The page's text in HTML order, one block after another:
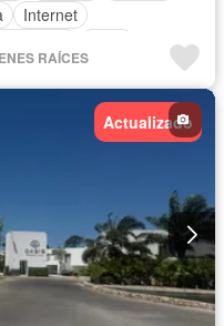
Internet
cable
Asador
Conserje
Wifi
Sin amueblar
RAÍCES
Actualizado